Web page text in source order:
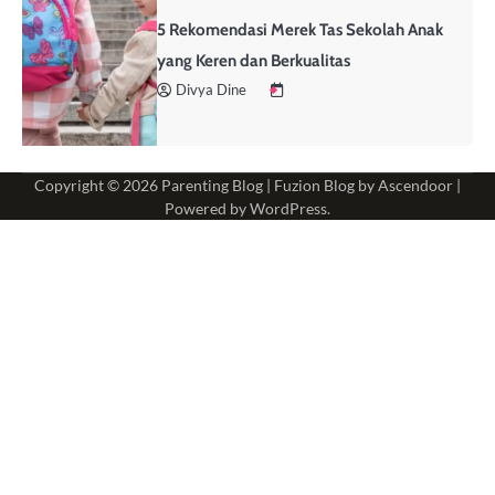
5 Rekomendasi Merek Tas Sekolah Anak
yang Keren dan Berkualitas
Divya Dine
Copyright © 2026 Parenting Blog | Fuzion Blog byAscendoor |
Powered byWordPress.